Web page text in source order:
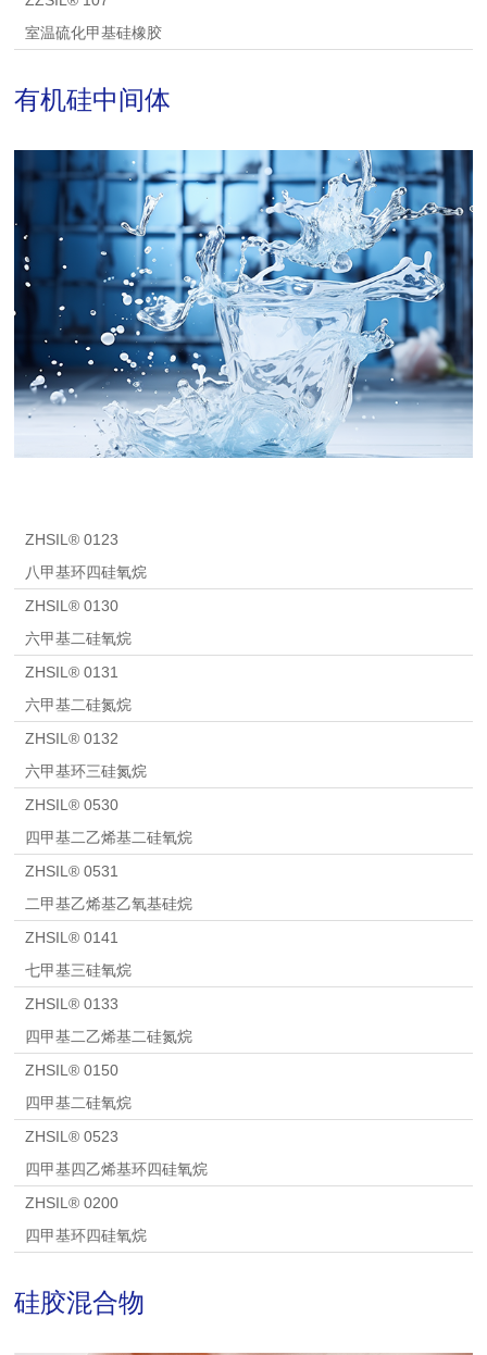
室温硫化甲基硅橡胶
有机硅中间体
ZHSIL® 0123
八甲基环四硅氧烷
ZHSIL® 0130
六甲基二硅氧烷
ZHSIL® 0131
六甲基二硅氮烷
ZHSIL® 0132
六甲基环三硅氮烷
ZHSIL® 0530
四甲基二乙烯基二硅氧烷
ZHSIL® 0531
二甲基乙烯基乙氧基硅烷
ZHSIL® 0141
七甲基三硅氧烷
ZHSIL® 0133
四甲基二乙烯基二硅氮烷
ZHSIL® 0150
四甲基二硅氧烷
ZHSIL® 0523
四甲基四乙烯基环四硅氧烷
ZHSIL® 0200
四甲基环四硅氧烷
硅胶混合物